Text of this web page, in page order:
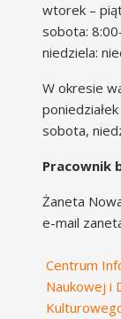
wtorek –
sobota:
niedziela:
W okresie
sobota,
Pracownik
Żaneta
e-mail
Centrum
Naukowej i